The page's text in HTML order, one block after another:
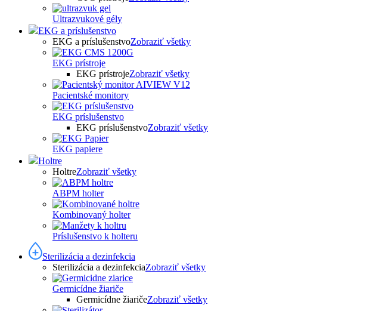
Ultrazvukové gély
EKG a príslušenstvo
EKG a príslušenstvoZobraziť všetky
EKG prístroje
EKG prístrojeZobraziť všetky
Pacientské monitory
EKG príslušenstvo
EKG príslušenstvoZobraziť všetky
EKG papiere
Holtre
HoltreZobraziť všetky
ABPM holter
Kombinovaný holter
Príslušenstvo k holteru
Sterilizácia a dezinfekcia
Sterilizácia a dezinfekciaZobraziť všetky
Germicídne žiariče
Germicídne žiaričeZobraziť všetky